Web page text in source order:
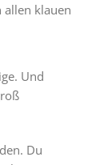
klauen
Und
Du